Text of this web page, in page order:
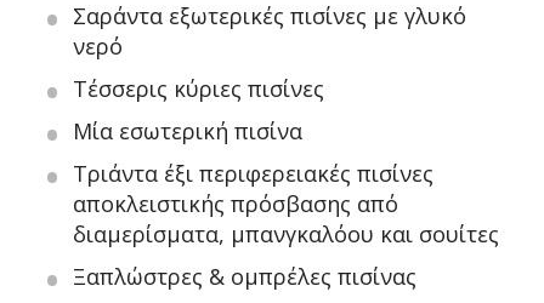
Σαράντα εξωτερικές πισίνες με γλυκό
νερό
Τέσσερις κύριες πισίνες
Μία εσωτερική πισίνα
Τριάντα έξι περιφερειακές πισίνες
αποκλειστικής πρόσβασης από
διαμερίσματα, μπανγκαλόου και σουίτες
Ξαπλώστρες & ομπρέλες πισίνας